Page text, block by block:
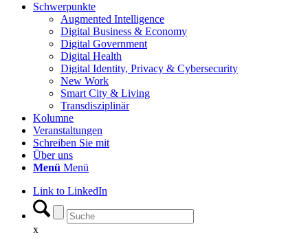
Schwerpunkte
Augmented Intelligence
Digital Business & Economy
Digital Government
Digital Health
Digital Identity, Privacy & Cybersecurity
New Work
Smart City & Living
Transdisziplinär
Kolumne
Veranstaltungen
Schreiben Sie mit
Über uns
Menü Menü
Link to LinkedIn
x